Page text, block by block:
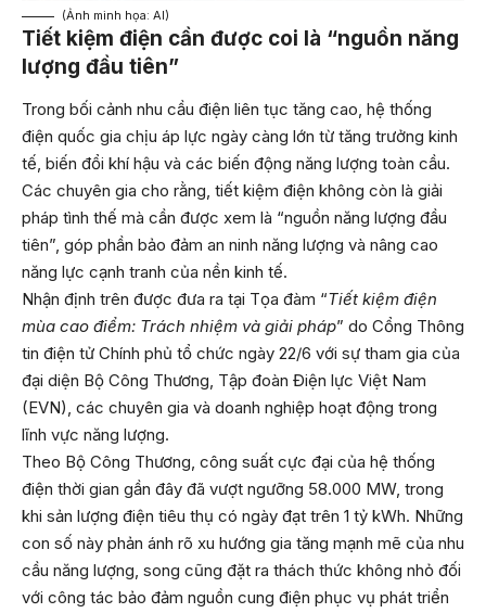
(Ảnh minh họa: AI)
Tiết kiệm điện cần được coi là “nguồn năng
lượng đầu tiên”
Trong bối cảnh nhu cầu điện liên tục tăng cao, hệ thống
điện quốc gia chịu áp lực ngày càng lớn từ tăng trưởng kinh
tế, biến đổi khí hậu và các biến động năng lượng toàn cầu.
Các chuyên gia cho rằng, tiết kiệm điện không còn là giải
pháp tình thế mà cần được xem là “nguồn năng lượng đầu
tiên”, góp phần bảo đảm an ninh năng lượng và nâng cao
năng lực cạnh tranh của nền kinh tế.
Nhận định trên được đưa ra tại Tọa đàm “Tiết kiệm điện
mùa cao điểm: Trách nhiệm và giải pháp” do Cổng Thông
tin điện tử Chính phủ tổ chức ngày 22/6 với sự tham gia của
đại diện Bộ Công Thương, Tập đoàn Điện lực Việt Nam
(EVN), các chuyên gia và doanh nghiệp hoạt động trong
lĩnh vực năng lượng.
Theo Bộ Công Thương, công suất cực đại của hệ thống
điện thời gian gần đây đã vượt ngưỡng 58.000 MW, trong
khi sản lượng điện tiêu thụ có ngày đạt trên 1 tỷ kWh. Những
con số này phản ánh rõ xu hướng gia tăng mạnh mẽ của nhu
cầu năng lượng, song cũng đặt ra thách thức không nhỏ đối
với công tác bảo đảm nguồn cung điện phục vụ phát triển